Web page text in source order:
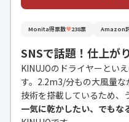
Monita得票数♥238票 Amazon
SNSで話題！仕上が
KINUJOのドライヤーとい
す。2.2m3/分もの大風量
技術を搭載しているため、
一気に乾かしたい、でもな